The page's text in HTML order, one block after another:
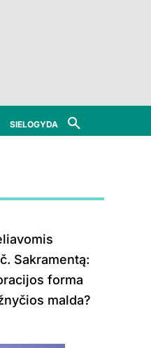
SIELOGYDA
Sakramentą:
forma
malda?